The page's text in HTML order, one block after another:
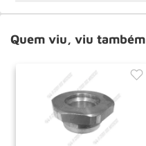
Quem viu, viu também